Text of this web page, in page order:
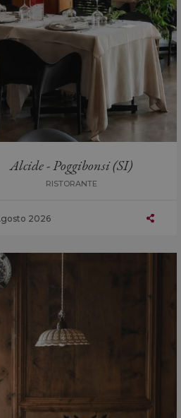
Alcide - Poggibonsi (SI)
RISTORANTE
2026